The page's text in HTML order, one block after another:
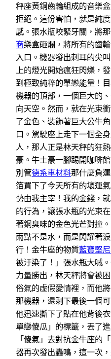
秤座黃銅齒輪組成的音樂
拒絕。這份害怕，就是純
感。張水瓶咬緊牙關，將
商樂盒砸爛，將所有的齒
入口。機器發出刺耳的尖
上的燈光開始瘋狂閃爍，
到極致純粹的單戀能量！
機器的頂部，一個巨大的
向天空。然而，就在光束
了金色、裝飾著巨大公牛
口。駕駛座上走下一個全
人，那人正是林天秤的狂
豪。牛土豪一腳踢開咖啡
別管德系車材料那什麼負
箔買下了今天所有的壞運
勢由我主宰！我的金錢，
的行為，讓張水瓶的光束
著銅臭味的金色光芒對撞
雨點不是水，而是閃耀著
行！金牛座的物質藍寶堅
被汙染了！」張水瓶大喊
力量勝出，林天秤將會被
俗氣的虛假愛情裡，而他
那機器，還剩下最後一個
他迅速撕下了貼在他背後
單戀傻瓜」的標籤，丟了
「傻氣」去對抗金牛座的「
器再次發出轟鳴，這一次